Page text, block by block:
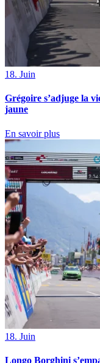
18. Juin
Grégoire s’adjuge la
jaune
En savoir plus
18. Juin
Longo Borghini